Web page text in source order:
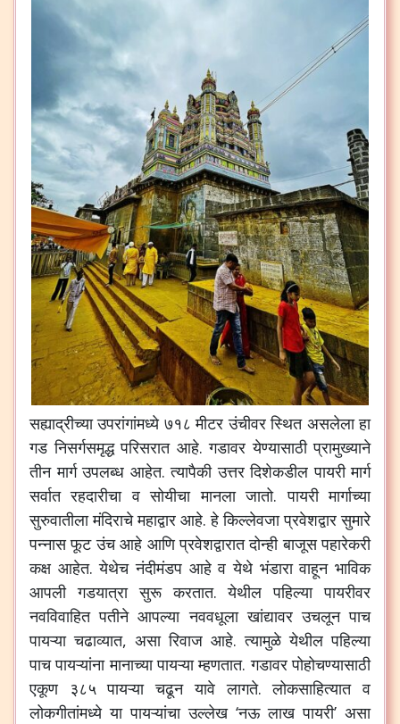
सह्याद्रीच्या उपरांगांमध्ये ७१८ मीटर उंचीवर स्थित असलेला हा
गड निसर्गसमृद्ध परिसरात आहे. गडावर येण्यासाठी प्रामुख्याने
तीन मार्ग उपलब्ध आहेत. त्यापैकी उत्तर दिशेकडील पायरी मार्ग
सर्वात रहदारीचा व सोयीचा मानला जातो. पायरी मार्गाच्या
सुरुवातीला मंदिराचे महाद्वार आहे. हे किल्लेवजा प्रवेशद्वार सुमारे
पन्नास फूट उंच आहे आणि प्रवेशद्वारात दोन्ही बाजूस पहारेकरी
कक्ष आहेत. येथेच नंदीमंडप आहे व येथे भंडारा वाहून भाविक
आपली गडयात्रा सुरू करतात. येथील पहिल्या पायरीवर
नवविवाहित पतीने आपल्या नववधूला खांद्यावर उचलून पाच
पायऱ्या चढाव्यात, असा रिवाज आहे. त्यामुळे येथील पहिल्या
पाच पायऱ्यांना मानाच्या पायऱ्या म्हणतात. गडावर पोहोचण्यासाठी
एकूण ३८५ पायऱ्या चढून यावे लागते. लोकसाहित्यात व
लोकगीतांमध्ये या पायऱ्यांचा उल्लेख ‘नऊ लाख पायरी’ असा